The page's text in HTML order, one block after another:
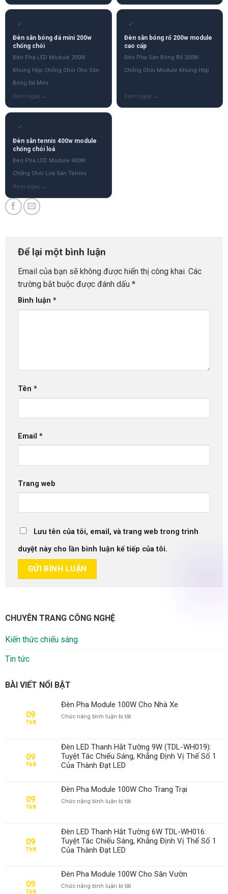
✓
Đèn sân bóng đá mini 200w
chống chói
Đèn Pha LED Module 200W
Khung Hộp Chống Chói Cho Sân
Bóng Đá Mini
✓
Đèn sân bóng rổ 200w module
cao cấp
Đèn Pha Sân Bóng Rổ 200W
Chống Chói Module Khung Hộp
✓
Đèn sân tennis 400w module
chống chói loá
Đèn Pha LED Module 400W
Chống Chói Loá Sân Tennis
Để lại một bình luận
Email của bạn sẽ không được hiển thị công khai. Các
trường bắt buộc được đánh dấu *
Bình luận *
Tên *
Email *
Trang web
Lưu tên của tôi, email, và trang web trong trình
duyệt này cho lần bình luận kế tiếp của tôi.
CHUYÊN TRANG CÔNG NGHỆ
Kiến thức chiếu sáng
Tin tức
BÀI VIẾT NỔI BẬT
09
Th8
Đèn Pha Module 100W Cho Nhà Xe
Chức năng bình luận bị tắtở
Module
100W
Cho
09
Th8
Đèn LED Thanh Hắt Tường 9W (TDL-WH019):
Tuyệt Tác Chiếu Sáng, Khẳng Định Vị Thế Số 1
Của Thành Đạt LED
09
Th8
Đèn Pha Module 100W Cho Trang Trại
Chức năng bình luận bị tắtở
Module
100W
Cho
09
Th8
Đèn LED Thanh Hắt Tường 6W TDL-WH016:
Tuyệt Tác Chiếu Sáng, Khẳng Định Vị Thế Số 1
Của Thành Đạt LED
09
Th8
Đèn Pha Module 100W Cho Sân Vườn
Chức năng bình luận bị tắtở